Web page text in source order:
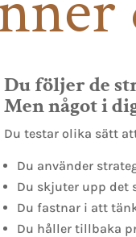
Du följer de
Men något i
Du testar olika sätt
Du använder
Du skjuter upp det
Du fastnar i att
Du håller tillbaka